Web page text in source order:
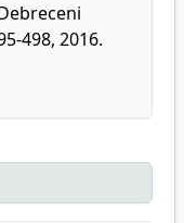
498, 2016.